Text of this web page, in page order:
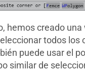
hemos creado una
todos los
puede usar el
similar de